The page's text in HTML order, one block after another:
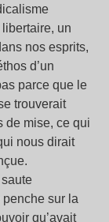
un
nos esprits,
d’un
parce que le
trouverait
de mise, ce qui
nous dirait
penche sur la
qu’avait